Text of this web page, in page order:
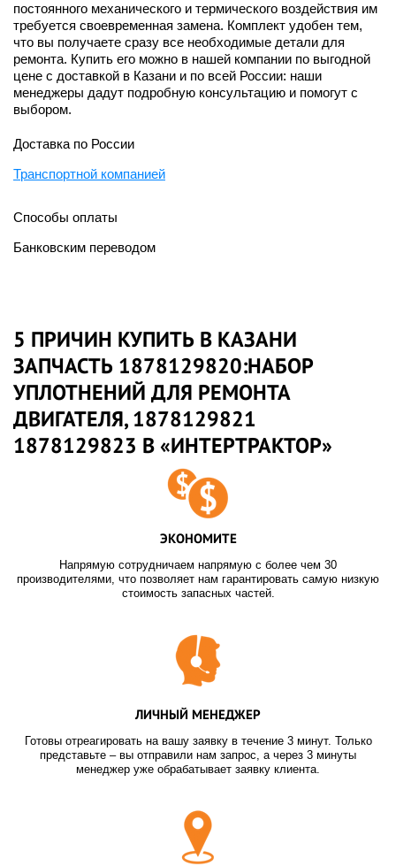
постоянного механического и термического воздействия им
требуется своевременная замена. Комплект удобен тем,
что вы получаете сразу все необходимые детали для
ремонта. Купить его можно в нашей компании по выгодной
цене с доставкой в Казани и по всей России: наши
менеджеры дадут подробную консультацию и помогут с
выбором.
Доставка по России
Транспортной компанией
Способы оплаты
Банковским переводом
5 ПРИЧИН КУПИТЬ В КАЗАНИ
ЗАПЧАСТЬ 1878129820:НАБОР
УПЛОТНЕНИЙ ДЛЯ РЕМОНТА
ДВИГАТЕЛЯ, 1878129821
1878129823 В «ИНТЕРТРАКТОР»
ЭКОНОМИТЕ
Напрямую сотрудничаем напрямую с более чем 30
производителями, что позволяет нам гарантировать самую низкую
стоимость запасных частей.
ЛИЧНЫЙ МЕНЕДЖЕР
Готовы отреагировать на вашу заявку в течение 3 минут. Только
представьте – вы отправили нам запрос, а через 3 минуты
менеджер уже обрабатывает заявку клиента.